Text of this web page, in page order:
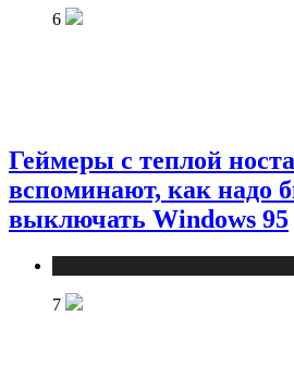
6
Геймеры с теплой
вспоминают, как надо
выключать Windows 95
7